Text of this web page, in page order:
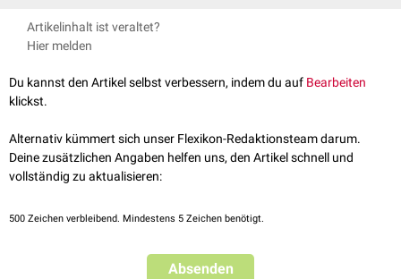
Fibroadenom der Mamma
Adenofibrom des Ovars
Artikelinhalt ist veraltet?
Hier melden
Du kannst den Artikel selbst verbessern, indem du auf Bearbeiten
klickst.
Alternativ kümmert sich unser Flexikon-Redaktionsteam darum.
Deine zusätzlichen Angaben helfen uns, den Artikel schnell und
vollständig zu aktualisieren:
500 Zeichen verbleibend. Mindestens 5 Zeichen benötigt.
Absenden